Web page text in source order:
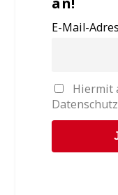
E-Mail-
Hiermit